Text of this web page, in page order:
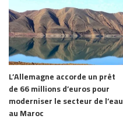
L’Allemagne accorde un prêt
de 66 millions d’euros pour
moderniser le secteur de l’eau
au Maroc